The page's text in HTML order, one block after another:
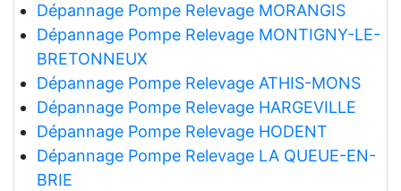
Dépannage Pompe Relevage MORANGIS
Dépannage Pompe Relevage MONTIGNY-LE-
BRETONNEUX
Dépannage Pompe Relevage ATHIS-MONS
Dépannage Pompe Relevage HARGEVILLE
Dépannage Pompe Relevage HODENT
Dépannage Pompe Relevage LA QUEUE-EN-
BRIE